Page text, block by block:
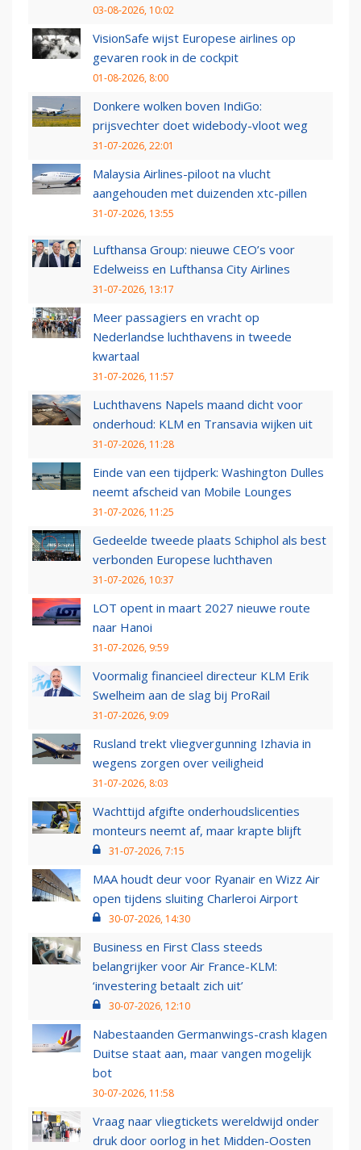
03-08-2026, 10:02
VisionSafe wijst Europese airlines op
gevaren rook in de cockpit
01-08-2026, 8:00
Donkere wolken boven IndiGo:
prijsvechter doet widebody-vloot weg
31-07-2026, 22:01
Malaysia Airlines-piloot na vlucht
aangehouden met duizenden xtc-pillen
31-07-2026, 13:55
Lufthansa Group: nieuwe CEO’s voor
Edelweiss en Lufthansa City Airlines
31-07-2026, 13:17
Meer passagiers en vracht op
Nederlandse luchthavens in tweede
kwartaal
31-07-2026, 11:57
Luchthavens Napels maand dicht voor
onderhoud: KLM en Transavia wijken uit
31-07-2026, 11:28
Einde van een tijdperk: Washington Dulles
neemt afscheid van Mobile Lounges
31-07-2026, 11:25
Gedeelde tweede plaats Schiphol als best
verbonden Europese luchthaven
31-07-2026, 10:37
LOT opent in maart 2027 nieuwe route
naar Hanoi
31-07-2026, 9:59
Voormalig financieel directeur KLM Erik
Swelheim aan de slag bij ProRail
31-07-2026, 9:09
Rusland trekt vliegvergunning Izhavia in
wegens zorgen over veiligheid
31-07-2026, 8:03
Wachttijd afgifte onderhoudslicenties
monteurs neemt af, maar krapte blijft
31-07-2026, 7:15
MAA houdt deur voor Ryanair en Wizz Air
open tijdens sluiting Charleroi Airport
30-07-2026, 14:30
Business en First Class steeds
belangrijker voor Air France-KLM:
‘investering betaalt zich uit’
30-07-2026, 12:10
Nabestaanden Germanwings-crash klagen
Duitse staat aan, maar vangen mogelijk
bot
30-07-2026, 11:58
Vraag naar vliegtickets wereldwijd onder
druk door oorlog in het Midden-Oosten